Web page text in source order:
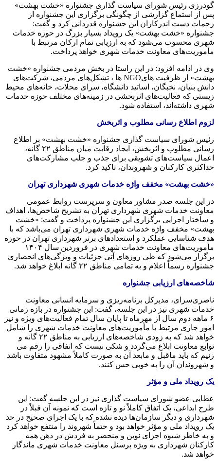
گودرزی رئیس شورای سیاست گذاری جشنواره «خشت بهشت»
پس از استماع گزارشی از چگونگی برگزاری این جشنواره از
زحمات دست اندرکاران این جشنواره قدردانی کرد و گفت:
جشنواره «خشت بهشت» یک رویداد بسیار بزرگ در حوزه خدمات
شهری محسوب می‌شود که به ارزیابی تمام ارکان مرتبط با
مأموریت‌های معاونت خدمات شهری خواهد پرداخت.
وی در ادامه افزود: در این راستا در بخش مردمی جشنواره «خشت
بهشت» از ظرفیت هایNGO
ها ، تشکل‌های مردمی، شرکت‌های
دانش بنیان، نخبگان، اساتید دانشگاه، سرای محلات، خانه‌های محیط
زیستی که فعالیت‌های اثربخشی در زمینه‌های مختلف حوزه خدمات
شهری داشته‌اند، استفاده شود.
لزوم اطلاع رسانی مطلوب و اثربخش
رئیس شورای سیاست گذاری جشنواره «خشت بهشت» بر اطلاع
رسانی مطلوب و اثربخش، ایجاد رقابت میان مناطق ۲۲
گانه،
اعمال سیاست‌های تشویقی برای جذب و جلب مشارکت‌های
حداکثری کارکنان و شهروندان، تاکید کرد.
«خشت بهشت» مخفف واژه خدمات شهری شهرداری تهران
در این جلسه صدر مشاور معاون و سرپرست روابط عمومی
معاونت خدمات شهری شهرداری تهران به تشریح شاخص‌ها، اهداف
و ساختار اجرایی برگزاری این جشنواره پرداخت و گفت: «خشت
بهشت» مخفف واژه خدمات شهری شهرداری تهران می‌باشد که با
هدف شناسایی عملکرد و استعدادهای برتر شهرداری تهران در حوزه
مأموریت‌های معاونت خدمات شهری در فروردین سال ۱۴۰۴
برگزار می‌شود که طی روزهای آتی جزئیات و ویژگی‌های انحصاری
جشنواره رسماً اعلام و به تمامی مناطق ۲۲
گانه ابلاغ خواهد شد.
شاخصه‌های ارزیابی جشنواره
ناصری‌سرای، مدیرکل برنامه‌ریزی و سرمایه انسانی معاونت
خدمات شهری نیز در این جلسه، گفت: این جشنواره در بازه زمانی
۶ ماهه دوم سال از مهرماه تا پایان سال تمام فعالیت‌های ویژه و نیز
امور جاری مرتبط با مأموریت‌های معاونت خدمات شهری را شامل
خواهد شد که به زودی شاخصه‌های ارزیابی به مناطق ۲۲
گانه و
توابع معاونت ابلاغ می‌گردد و شکی نیست که اتفاقی را رقم می
زنیم که باید ماقبل و مابعد آن به صورت کاملاً مشهود متفاوت باشد
و شهروندان آن را به خوبی حس کنند.
یک رویداد ملی و مؤثر
عطایی عضو شورای سیاست گذاری نیز در این جلسه گفت: این
طرح ابداعی، یک اتفاق کاملاً نو و تازه است که نمونه آن قبلاً در
شهرداری و دیگر سازمان‌ها دیده نشده که با یک اجرای صحیح در حد
یک رویداد ملی و مؤثر خواهد بود و حتماً شهروند را منتفع خواهد کرد
و به خاطر شیوه اجرای نوین و منحصر به فردش در ذهن همه
کارکنان شهرداری به ویژه پرسنل معاونت خدمات شهری ماندگار
خواهد شد.